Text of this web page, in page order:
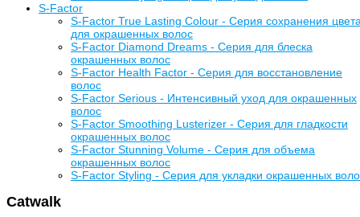
S-Factor
S-Factor True Lasting Colour - Серия сохранения
для окрашенных волос
S-Factor Diamond Dreams - Серия для блеска
окрашенных волос
S-Factor Health Factor - Серия для восстановление
волос
S-Factor Serious - Интенсивный уход для окрашенных
волос
S-Factor Smoothing Lusterizer - Серия для гладкости
окрашенных волос
S-Factor Stunning Volume - Серия для объема
окрашенных волос
S-Factor Styling - Серия для укладки окрашенных
Catwalk